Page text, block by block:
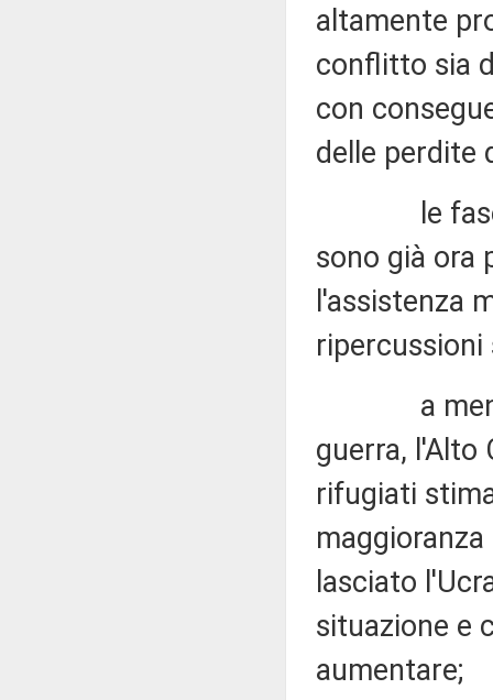
altamente
conflitto sia
con
delle perdite
le fasce
sono già ora
l'assistenza
ripercussioni
a meno di
guerra, l'Alto
rifugiati
lasciato
situazione e
aumentare;